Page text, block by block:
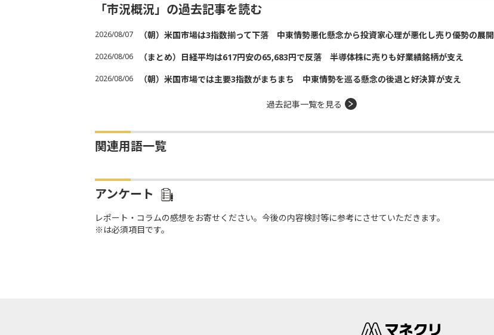
「市況概況」の過去記事を読む
2026/08/07 （朝）米国市場は3指数揃って下落 中東情勢悪化懸念から投資家心理が悪化し売り優勢の展開
2026/08/06 （まとめ）日経平均は617円安の65,683円で反落 半導体株に売りも好業績銘柄が支え
2026/08/06 （朝）米国市場では主要3指数がまちまち 中東情勢を巡る懸念の後退と好決算が支え
過去記事一覧を見る
関連用語一覧
アンケート
レポート・コラムの感想をお寄せください。今後の内容検討等に参考にさせていただきます。
※は必須項目です。